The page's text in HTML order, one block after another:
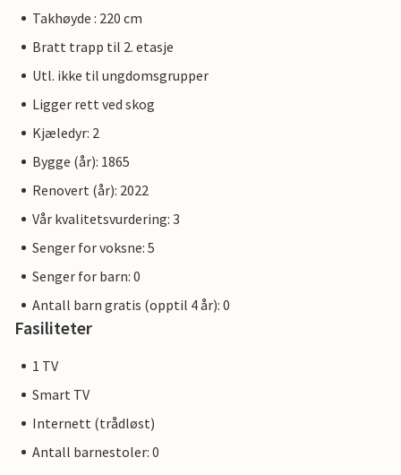
Takhøyde : 220 cm
Bratt trapp til 2. etasje
Utl. ikke til ungdomsgrupper
Ligger rett ved skog
Kjæledyr: 2
Bygge (år): 1865
Renovert (år): 2022
Vår kvalitetsvurdering: 3
Senger for voksne: 5
Senger for barn: 0
Antall barn gratis (opptil 4 år): 0
Fasiliteter
1 TV
Smart TV
Internett (trådløst)
Antall barnestoler: 0